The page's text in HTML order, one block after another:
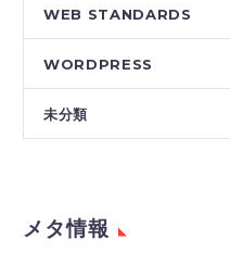
WEB STANDARDS
WORDPRESS
未分類
メタ情報